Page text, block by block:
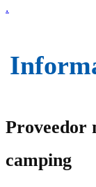
.
Proveedor
camping